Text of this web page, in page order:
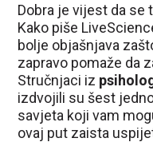
Dobra je vijest da se
Kako piše
bolje objašnjava
zapravo pomaže da
Stručnjaci iz
izdvojili su šest
savjeta koji vam
ovaj put zaista